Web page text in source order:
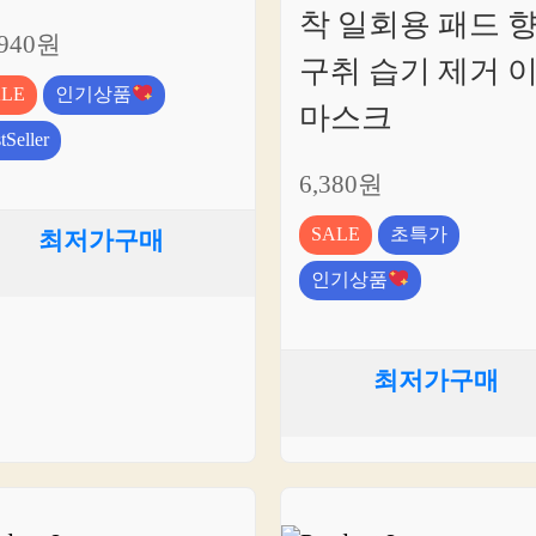
하
세
요!
원
인기상품
최저가구매
착 일회용 패드
구취 습기 제거
마스크
6,380원
SALE
초특가
인기상품
최저가구매